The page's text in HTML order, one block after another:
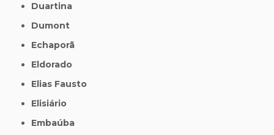
Duartina
Dumont
Echaporã
Eldorado
Elias Fausto
Elisiário
Embaúba